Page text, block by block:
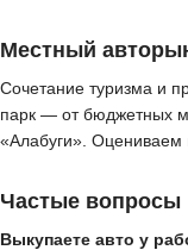
Местный
Сочетание туризма и
парк — от бюджетных
«Алабуги». Оцениваем
Частые вопросы
Выкупаете авто у